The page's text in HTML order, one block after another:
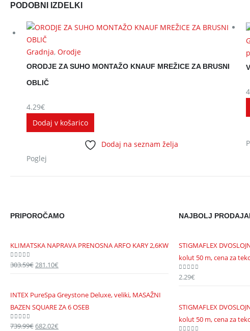
PODOBNI IZDELKI
Gradnja, Orodje
ORODJE ZA SUHO MONTAŽO KNAUF MREŽICE ZA BRUSNI
OBLIČ
4.29€
Dodaj v košarico
Dodaj na seznam želja
Poglej
PRIPOROČAMO
KLIMATSKA NAPRAVA PRENOSNA ARFO KARY 2,6KW
0out of 5
303.59€ Izvirna
303.59€.
281.10€
281.10€.
INTEX PureSpa Greystone Deluxe, veliki, MASAŽNI
BAZEN SQUARE ZA 6 OSEB
0out of 5
739.99€Izvirna
682.02€
NAJBOLJ
STIGMAFLEX
kolut 50 m, cena za
0 out of 5
2.29€
STIGMAFLEX
kolut 50 m, cena za